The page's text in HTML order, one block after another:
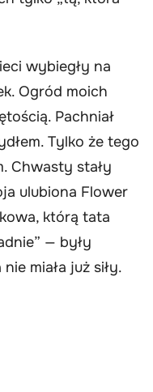
wybiegły na
Ogród moich
Pachniał
Tylko że tego
Chwasty stały
ulubiona Flower
którą tata
— były
miała już siły.